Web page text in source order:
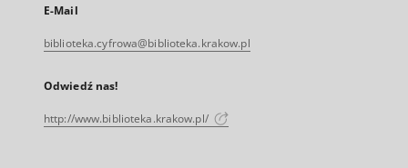
E-Mail
biblioteka.cyfrowa@biblioteka.krakow.pl
Odwiedź nas!
http://www.biblioteka.krakow.pl/